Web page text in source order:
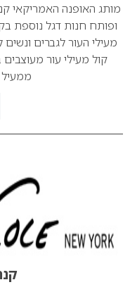
מותג האופנה האמריקאי
ופותח חנות דגל נוספת
קול מעילי עור מעוצבים
ממעיל